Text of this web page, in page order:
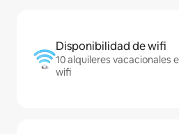
Disponibilidad de wifi
10 alquileres vacacionales
wifi